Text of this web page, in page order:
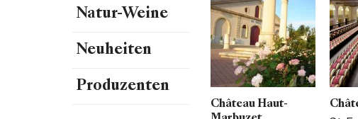
Natur-Weine
Neuheiten
Produzenten
Château Haut-